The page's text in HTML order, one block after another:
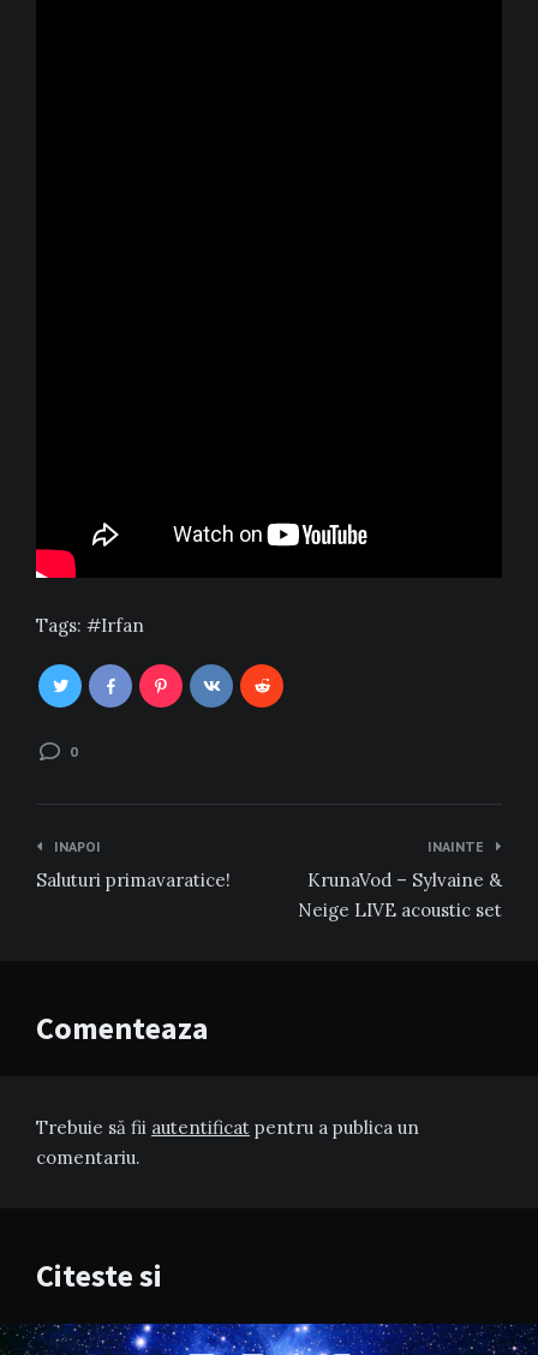
Tags: Irfan
0
Navigare
în
INAPOI
Saluturi primavaratice!
INAINTE
KrunaVod – Sylvaine &
Neige LIVE acoustic set
Comenteaza
Trebuie să fii autentificat pentru a publica un
comentariu.
Citeste si